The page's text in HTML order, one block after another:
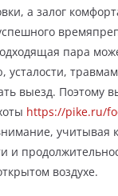
а залог
пара
усталости,
выезд. Поэтому
https://pike.ru/
учитывая
и
воздухе.